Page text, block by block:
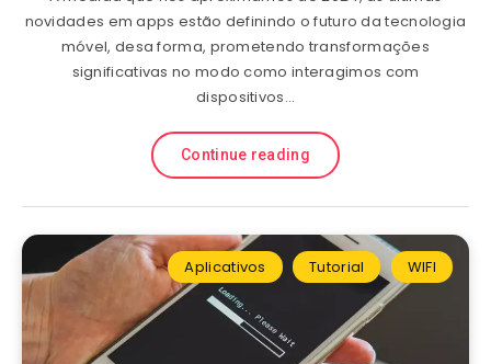
novidades em apps estão definindo o futuro da tecnologia
móvel, desa forma, prometendo transformações
significativas no modo como interagimos com
dispositivos…
Continue reading
Aplicativos Tutorial WIFI